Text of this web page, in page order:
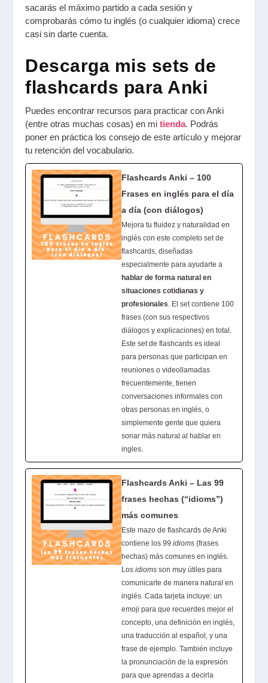
sacarás el máximo partido a cada sesión y
comprobarás cómo tu inglés (o cualquier idioma) crece
casi sin darte cuenta.
Descarga mis sets de
flashcards para Anki
Puedes encontrar recursos para practicar con Anki
(entre otras muchas cosas) en mitienda. Podrás
poner en práctica los consejo de este artículo y mejorar
tu retención del vocabulario.
Flashcards Anki – 100
Frases en inglés para el día
a día (con diálogos)
Mejora tu fluidez y naturalidad en
inglés con este completo set de
flashcards, diseñadas
especialmente para ayudarte a
hablar de forma natural en
situaciones cotidianas y
profesionales. El set contiene 100
frases (con sus respectivos
diálogos y explicaciones) en total.
Este set de flashcards es ideal
para personas que participan en
reuniones o videollamadas
frecuentemente, tienen
conversaciones informales con
otras personas en inglés, o
simplemente gente que quiera
sonar más natural al hablar en
ingles.
Flashcards Anki – Las 99
frases hechas (“idioms”)
más comunes
Este mazo de flashcards de Anki
contiene los 99idioms (frases
hechas) más comunes en inglés.
Losidioms son muy útiles para
comunicarte de manera natural en
inglés. Cada tarjeta incluye: un
emoji para que recuerdes mejor el
concepto, una definición en inglés,
una traducción al español, y una
frase de ejemplo. También incluye
la pronunciación de la expresión
para que aprendas a decirla